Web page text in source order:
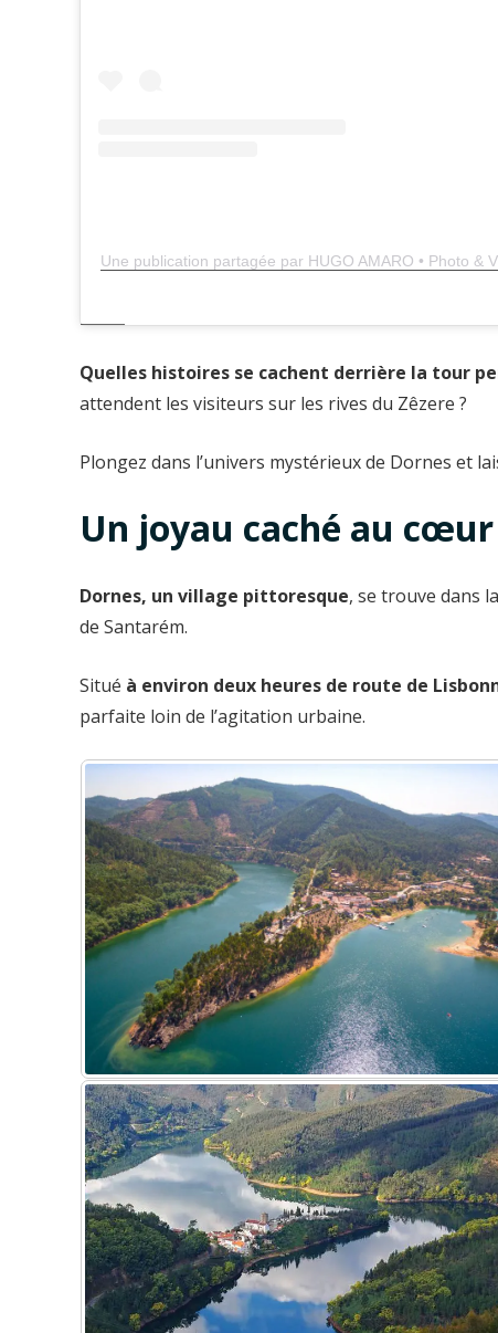
Une publication partagée par HUGO AMARO • Photo &
Quelles histoires se cachent derrière la tour
attendent les visiteurs sur les rives du Zêzere ?
Plongez dans l’univers mystérieux de Dornes et
Un joyau caché au
Dornes, un village pittoresque, se trouve dans
de Santarém.
Situé à environ deux heures de route de
parfaite loin de l’agitation urbaine.